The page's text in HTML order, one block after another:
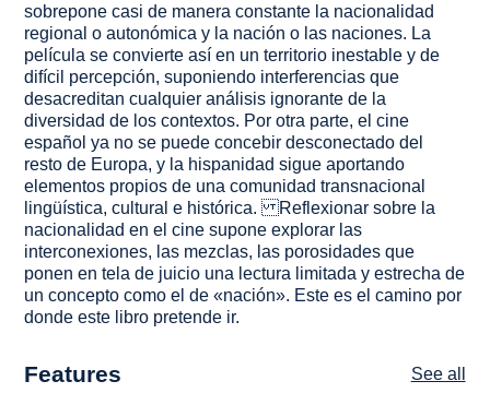
sobrepone casi de manera constante la nacionalidad
regional o autonómica y la nación o las naciones. La
película se convierte así en un territorio inestable y de
difícil percepción, suponiendo interferencias que
desacreditan cualquier análisis ignorante de la
diversidad de los contextos. Por otra parte, el cine
español ya no se puede concebir desconectado del
resto de Europa, y la hispanidad sigue aportando
elementos propios de una comunidad transnacional
lingüística, cultural e histórica. Reflexionar sobre la
nacionalidad en el cine supone explorar las
interconexiones, las mezclas, las porosidades que
ponen en tela de juicio una lectura limitada y estrecha de
un concepto como el de «nación». Este es el camino por
donde este libro pretende ir.
Features See all